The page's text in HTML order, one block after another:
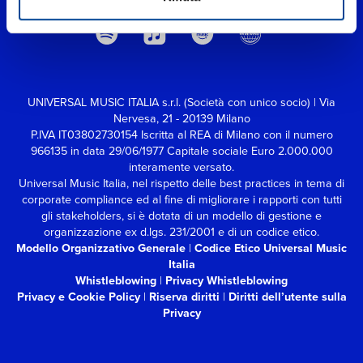
UNIVERSAL MUSIC ITALIA s.r.l. (Società con unico socio) | Via
Nervesa, 21 - 20139 Milano
P.IVA IT03802730154 Iscritta al REA di Milano con il numero
966135 in data 29/06/1977 Capitale sociale Euro 2.000.000
interamente versato.
Universal Music Italia, nel rispetto delle best practices in tema di
corporate compliance ed al fine di migliorare i rapporti con tutti
gli stakeholders, si è dotata di un modello di gestione e
organizzazione ex d.lgs. 231/2001 e di un codice etico.
Modello Organizzativo Generale | Codice Etico Universal Music
Italia
Whistleblowing | Privacy Whistleblowing
Privacy e Cookie Policy| Riserva diritti | Diritti dell’utente sulla
Privacy